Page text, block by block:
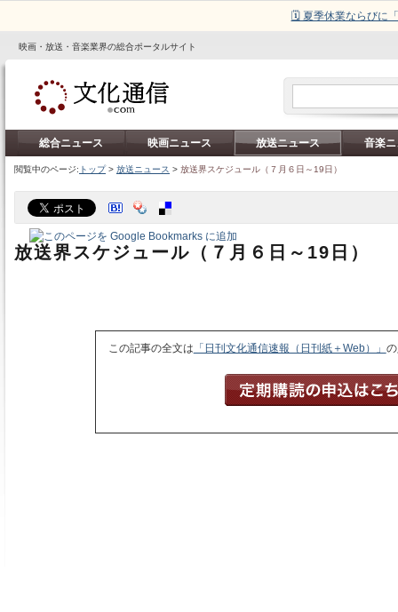
🗓️ 夏季休業ならびに
映画・放送・音楽業界の総合ポータルサイト
総合ニュース 映画ニュース 放送ニュース 音楽
閲覧中のページ: トップ> 放送ニュース > 放送界スケジュール（７月６日～19日）
放送界スケジュール（７月６日～19日）
この記事の全文は 「日刊文化通信速報（日刊紙＋Web）」